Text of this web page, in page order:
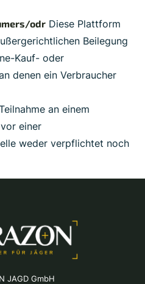
odr Diese Plattform
Beilegung
Kauf- oder
denen ein Verbraucher
an einem
einer
weder verpflichtet noch
JAGD GmbH